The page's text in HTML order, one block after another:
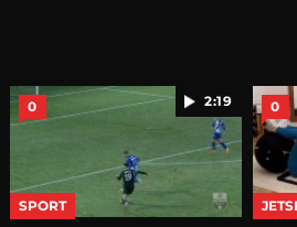
2:19
0
SPORT
0